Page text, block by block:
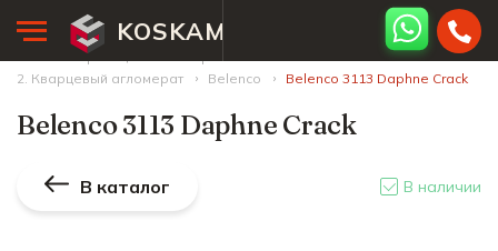
KOSKAM
Главная страница
2. Кварцевый агломерат
Belenco Belenco 3113 Daphne Crack
Belenco 3113 Daphne Crack
В каталог В наличии